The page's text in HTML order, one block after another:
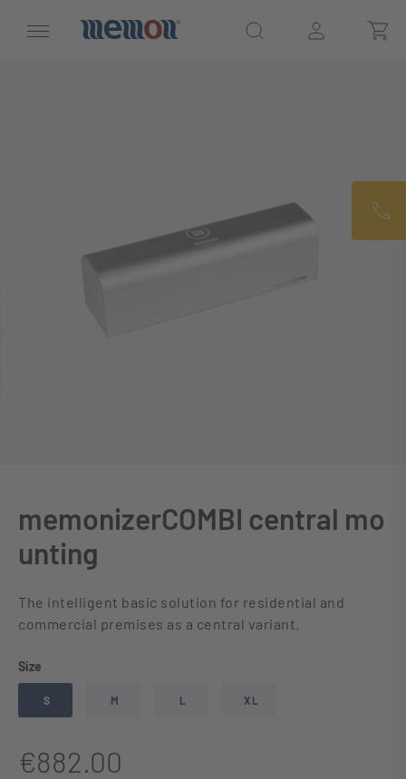
memonizerCOMBI central mo
unting
The intelligent basic solution for residential and
commercial premises as a central variant.
Select
Size
S M L XL
€882.00